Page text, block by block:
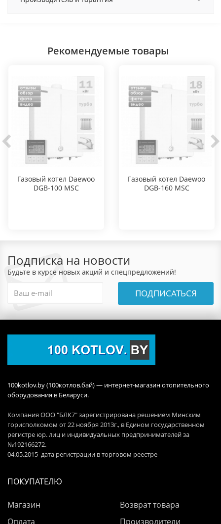
Рекомендуемые товары
Газовый котел Daewoo
DGB-100 MSC
Газовый котел Daewoo
DGB-160 MSC
Подписка на новости
Будьте в курсе новых акций и спецпредложений!
ПОДПИСАТЬСЯ
100kotlov.by (100котлов.бай) — интернет-магазин отопительного
оборудования в Беларуси.
Компания ООО "БЛК7" зарегистрирована решением Минским
горисполкомом от 22 ноября 2013г., в Едином государственном
регистре юр. лиц и индивидуальных предпринимателей за
№192166272.
04.05.2015 дата регистрации в торговом реестре
ПОКУПАТЕЛЮ
Магазин
Оплата
Возврат товара
Производители